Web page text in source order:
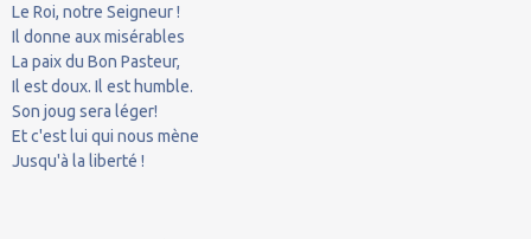
Le Roi, notre Seigneur !
Il donne aux misérables
La paix du Bon Pasteur,
Il est doux. Il est humble.
Son joug sera léger!
Et c'est lui qui nous mène
Jusqu'à la liberté !